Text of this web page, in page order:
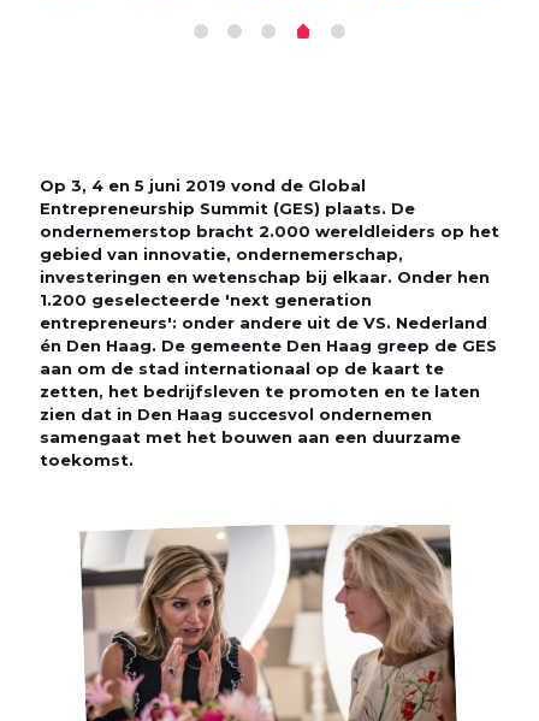
Op 3, 4 en 5 juni 2019 vond de Global
Entrepreneurship Summit (GES) plaats. De
ondernemerstop bracht 2.000 wereldleiders op het
gebied van innovatie, ondernemerschap,
investeringen en wetenschap bij elkaar. Onder hen
1.200 geselecteerde 'next generation
entrepreneurs': onder andere uit de VS. Nederland
én Den Haag. De gemeente Den Haag greep de GES
aan om de stad internationaal op de kaart te
zetten, het bedrijfsleven te promoten en te laten
zien dat in Den Haag succesvol ondernemen
samengaat met het bouwen aan een duurzame
toekomst.